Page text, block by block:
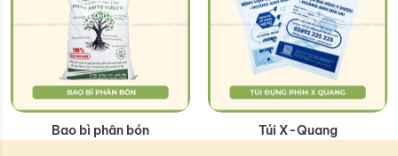
Bao bì phân bón Túi X-Quang